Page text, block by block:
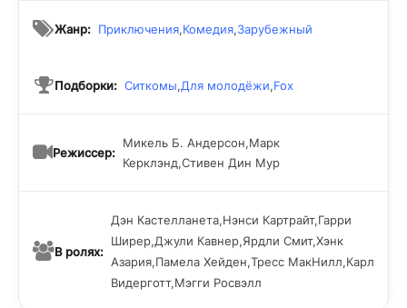
Жанр: Приключения,Комедия,Зарубежный
Подборки: Ситкомы,Для молодёжи,Fox
Режиссер:
Микель Б. Андерсон,Марк
Керклэнд,Стивен Дин Мур
В ролях:
Дэн Кастелланета,Нэнси Картрайт,Гарри
Ширер,Джули Кавнер,Ярдли Смит,Хэнк
Азария,Памела Хейден,Тресс МакНилл,Карл
Видерготт,Мэгги Росвэлл